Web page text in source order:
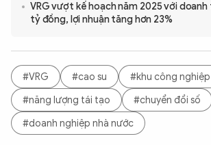
VRG vượt kế hoạch năm 2025 với
tỷ đồng, lợi nhuận tăng hơn 23%
#VRG #cao su
#khu công nghiệp
#năng lượng tái tạo
#chuyển đổi số
#doanh nghiệp nhà nước